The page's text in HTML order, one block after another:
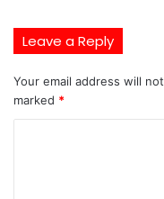
Leave a Reply
Your email address will
marked *